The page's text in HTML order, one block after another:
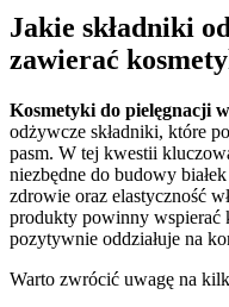
Jakie składniki
zawierać
Kosmetyki do pielęgnacji
odżywcze składniki, które
pasm. W tej kwestii
niezbędne do budowy
zdrowie oraz elastyczność
produkty powinny wspierać
pozytywnie oddziałuje na
Warto zwrócić uwagę na